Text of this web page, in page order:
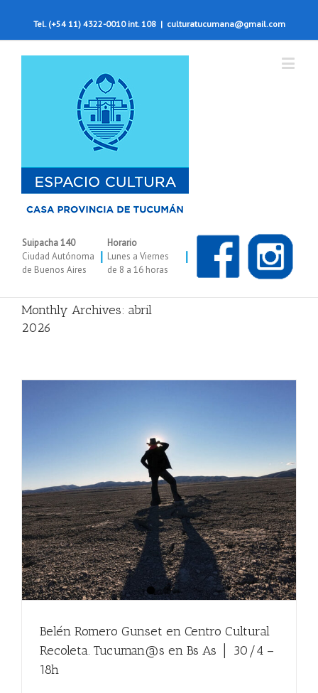
Tel. (+54 11) 4322-0010 int. 108 | culturatucumana@gmail.com
Suipacha 140
Ciudad Autónoma
de Buenos Aires
|
Horario
Lunes a Viernes
de 8 a 16 horas
|
Monthly Archives: abril
2026
Belén Romero Gunset en Centro Cultural
Recoleta. Tucuman@s en Bs As │ 30/4 –
18h